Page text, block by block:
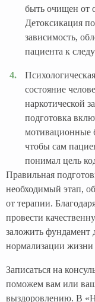
быть очищен от
Детоксикация
зависимость,
пациента к
состояние
наркотической
подготовка
мотивационные
чтобы сам
понимал цель
Правильная
необходимый этап,
от терапии.
провести
заложить фундамент
нормализации жизни
Записаться на
поможем вам или
выздоровлению. В